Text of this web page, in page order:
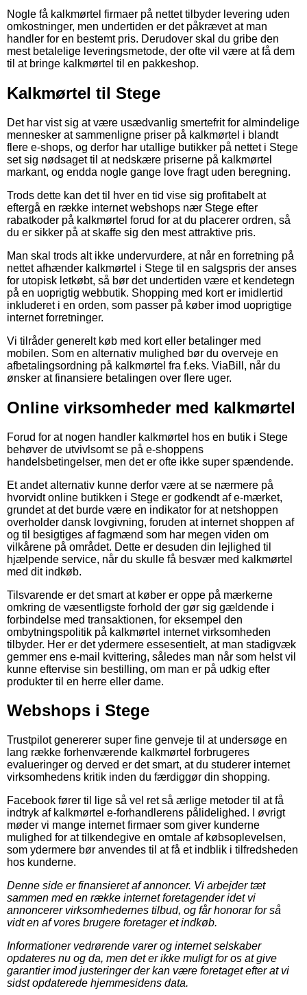
Nogle få kalkmørtel firmaer på nettet tilbyder levering uden
omkostninger, men undertiden er det påkrævet at man
handler for en bestemt pris. Derudover skal du gribe den
mest betalelige leveringsmetode, der ofte vil være at få dem
til at bringe kalkmørtel til en pakkeshop.
Kalkmørtel til Stege
Det har vist sig at være usædvanlig smertefrit for almindelige
mennesker at sammenligne priser på kalkmørtel i blandt
flere e-shops, og derfor har utallige butikker på nettet i Stege
set sig nødsaget til at nedskære priserne på kalkmørtel
markant, og endda nogle gange love fragt uden beregning.
Trods dette kan det til hver en tid vise sig profitabelt at
eftergå en række internet webshops nær Stege efter
rabatkoder på kalkmørtel forud for at du placerer ordren, så
du er sikker på at skaffe sig den mest attraktive pris.
Man skal trods alt ikke undervurdere, at når en forretning på
nettet afhænder kalkmørtel i Stege til en salgspris der anses
for utopisk letkøbt, så bør det undertiden være et kendetegn
på en uoprigtig webbutik. Shopping med kort er imidlertid
inkluderet i en orden, som passer på køber imod uoprigtige
internet forretninger.
Vi tilråder generelt køb med kort eller betalinger med
mobilen. Som en alternativ mulighed bør du overveje en
afbetalingsordning på kalkmørtel fra f.eks. ViaBill, når du
ønsker at finansiere betalingen over flere uger.
Online virksomheder med kalkmørtel
Forud for at nogen handler kalkmørtel hos en butik i Stege
behøver de utvivlsomt se på e-shoppens
handelsbetingelser, men det er ofte ikke super spændende.
Et andet alternativ kunne derfor være at se nærmere på
hvorvidt online butikken i Stege er godkendt af e-mærket,
grundet at det burde være en indikator for at netshoppen
overholder dansk lovgivning, foruden at internet shoppen af
og til besigtiges af fagmænd som har megen viden om
vilkårene på området. Dette er desuden din lejlighed til
hjælpende service, når du skulle få besvær med kalkmørtel
med dit indkøb.
Tilsvarende er det smart at køber er oppe på mærkerne
omkring de væsentligste forhold der gør sig gældende i
forbindelse med transaktionen, for eksempel den
ombytningspolitik på kalkmørtel internet virksomheden
tilbyder. Her er det ydermere essesentielt, at man stadigvæk
gemmer ens e-mail kvittering, således man når som helst vil
kunne eftervise sin bestilling, om man er på udkig efter
produkter til en herre eller dame.
Webshops i Stege
Trustpilot genererer super fine genveje til at undersøge en
lang række forhenværende kalkmørtel forbrugeres
evalueringer og derved er det smart, at du studerer internet
virksomhedens kritik inden du færdiggør din shopping.
Facebook fører til lige så vel ret så ærlige metoder til at få
indtryk af kalkmørtel e-forhandlerens pålidelighed. I øvrigt
møder vi mange internet firmaer som giver kunderne
mulighed for at tilkendegive en omtale af købsoplevelsen,
som ydermere bør anvendes til at få et indblik i tilfredsheden
hos kunderne.
Denne side er finansieret af annoncer. Vi arbejder tæt
sammen med en række internet foretagender idet vi
annoncerer virksomhedernes tilbud, og får honorar for så
vidt en af vores brugere foretager et indkøb.
Informationer vedrørende varer og internet selskaber
opdateres nu og da, men det er ikke muligt for os at give
garantier imod justeringer der kan være foretaget efter at vi
sidst opdaterede hjemmesidens data.